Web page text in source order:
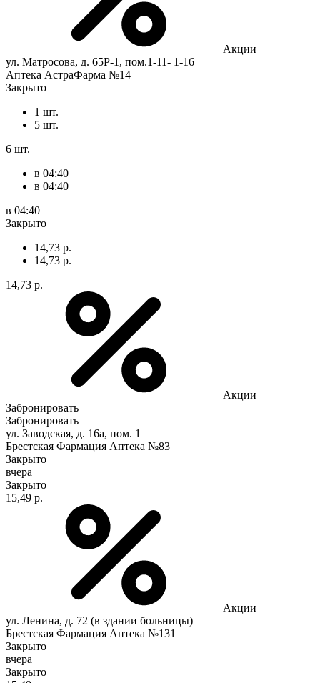
Акции
ул. Матросова, д. 65Р-1, пом.1-11- 1-16
Аптека АстраФарма №14
Закрыто
1 шт.
5 шт.
6 шт.
в 04:40
в 04:40
в 04:40
Закрыто
14,73 р.
14,73 р.
14,73 р.
Акции
Забронировать
Забронировать
ул. Заводская, д. 16а, пом. 1
Брестская Фармация Аптека №83
Закрыто
вчера
Закрыто
15,49 р.
Акции
ул. Ленина, д. 72 (в здании больницы)
Брестская Фармация Аптека №131
Закрыто
вчера
Закрыто